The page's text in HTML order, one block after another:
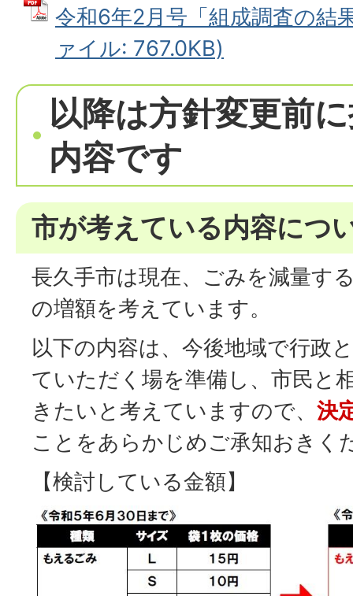
令和6年2月号「組成調査の結
ァイル: 767.0KB)
以降は方針変更前
内容です
市が考えている内容につ
長久手市は現在、ごみを減量す
の増額を考えています。
以下の内容は、今後地域で行政
ていただく場を準備し、市民と
きたいと考えていますので、 決
ことをあらかじめご承知おきく
【検討している金額】